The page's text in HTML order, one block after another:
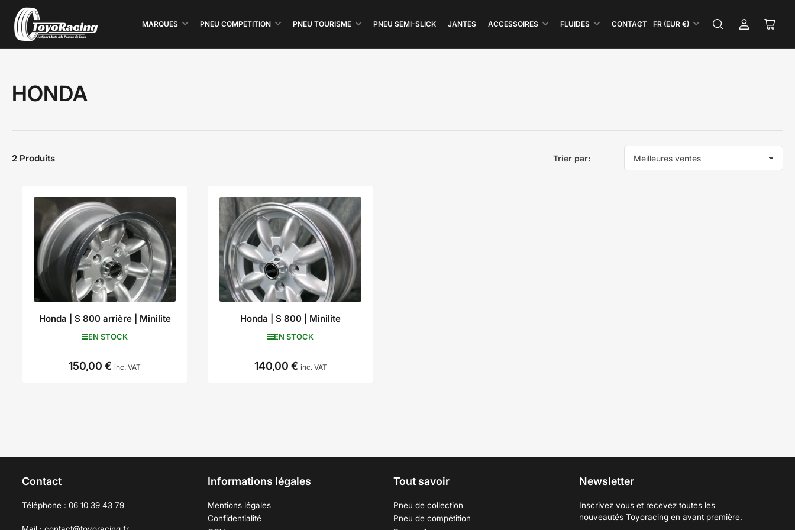
MARQUES PNEU COMPETITION PNEU TOURISME PNEU SEMI-SLICK JANTES ACCESSOIRES FLUIDES CONTACTP
y
o
n
FR (EUR €)
Se
Ouvrir
HONDA
Trier par:
2 Produits
Honda | S 800 arrière | Minilite
EN STOCK
Prix
150,00 € inc. VAT
Honda | S 800 | Minilite
EN STOCK
Prix
140,00 € inc. VAT
Contact
Téléphone : 06 10 39 43 79
Informations légales
Mentions légales
Confidentialité
Tout savoir
Pneu de collection
Pneu de compétition
Newsletter
Inscrivez vous et recevez toutes les
nouveautés Toyoracing en avant première.